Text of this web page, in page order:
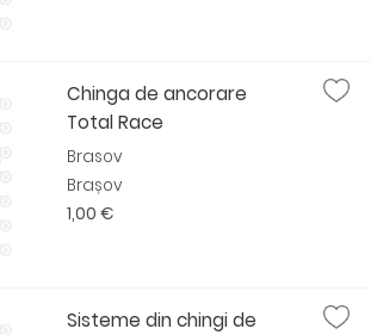
Chinga de ancorare
Total Race
Brasov
Brașov
1,00 €
Sisteme din chingi de